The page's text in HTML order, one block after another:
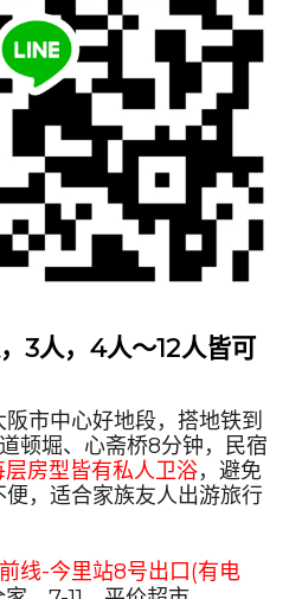
3人，4人～12人皆可
市中心好地段，搭地铁到
顿堀、心斋桥8分钟，民宿
层房型皆有私人卫浴，避免
，适合家族友人出游旅行
线-今里站8号出口(有电